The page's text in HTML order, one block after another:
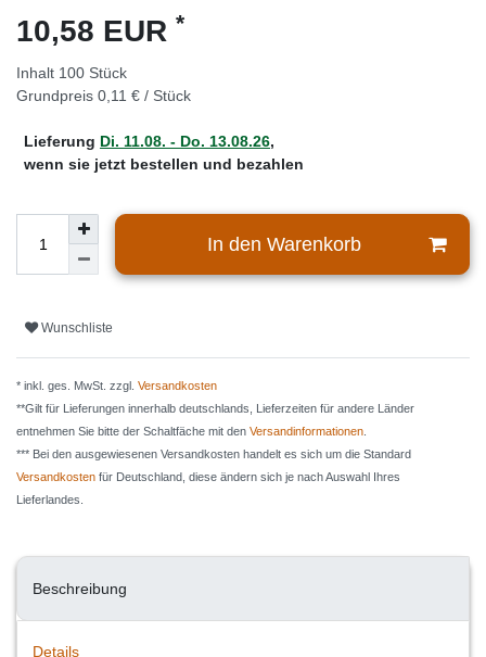
10,58 EUR *
Inhalt 100 Stück
Grundpreis 0,11 € / Stück
Lieferung Di. 11.08. - Do. 13.08.26,
wenn sie jetzt bestellen und bezahlen
In den Warenkorb
Wunschliste
* inkl. ges. MwSt. zzgl. Versandkosten
**Gilt für Lieferungen innerhalb deutschlands, Lieferzeiten für andere Länder
entnehmen Sie bitte der Schaltfäche mit den Versandinformationen
*** Bei den ausgewiesenen Versandkosten handelt es sich um die Standard
Versandkosten für Deutschland, diese ändern sich je nach Auswahl Ihres
Lieferlandes.
Beschreibung
Details